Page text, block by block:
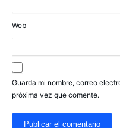
Web
Guarda mi nombre, correo
próxima vez que comente.